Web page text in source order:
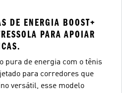
DE ENERGIA BOOST+
PARA APOIAR
pura de energia com o tênis
para corredores que
versátil, esse modelo